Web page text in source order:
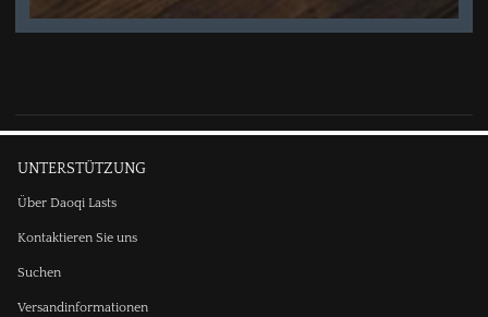
UNTERSTÜTZUNG
Über Daoqi Lasts
Kontaktieren Sie uns
Suchen
Versandinformationen